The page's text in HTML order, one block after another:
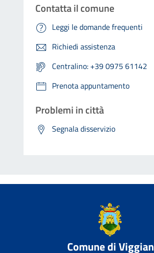
Contatta il comune
Leggi le domande frequenti
Richiedi assistenza
Centralino: +39 0975 61142
Prenota appuntamento
Problemi in città
Segnala disservizio
Comune di